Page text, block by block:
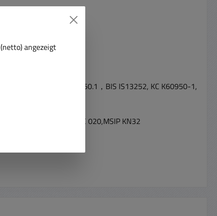
J62368-1, AS/NZS 60950.1，BIS IS13252, KC K60950-1,
/ EAC TP TC 020,MSIP KN32
angezeigt